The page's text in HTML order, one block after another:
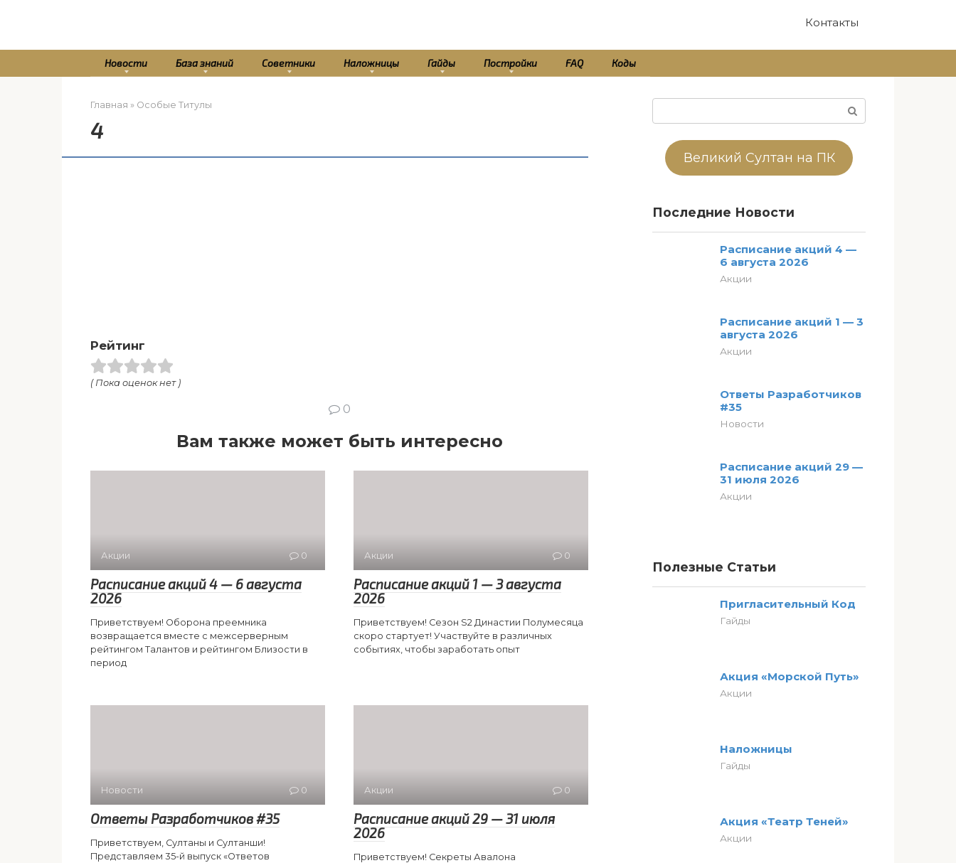
Контакты
Новости База знаний Советники Наложницы Гайды Постройки FAQ Коды
Главная » Особые Титулы
4
Рейтинг
( Пока оценок нет )
0
Вам также может быть интересно
Акции 0
Расписание акций 4 — 6 августа
2026
Приветствуем! Оборона преемника
возвращается вместе с межсерверным
рейтингом Талантов и рейтингом Близости в
период
Акции 0
Расписание акций 1 — 3 августа
2026
Приветствуем! Сезон S2 Династии Полумесяца
скоро стартует! Участвуйте в различных
событиях, чтобы заработать опыт
Новости 0
Ответы Разработчиков #35
Приветствуем, Султаны и Султанши!
Представляем 35-й выпуск «Ответов
Акции 0
Расписание акций 29 — 31 июля
2026
Приветствуем! Секреты Авалона
Великий Султан на ПК
Последние Новости
Расписание акций 4 —
6 августа 2026
Акции
Расписание акций 1 — 3
августа 2026
Акции
Ответы Разработчиков
#35
Новости
Расписание акций 29 —
31 июля 2026
Акции
Полезные Статьи
Пригласительный Код
Гайды
Акция «Морской Путь»
Акции
Наложницы
Гайды
Акция «Театр Теней»
Акции